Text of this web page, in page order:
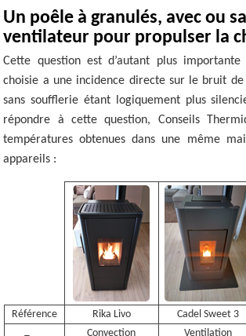
Un poêle à granulés, avec ou
ventilateur pour propulser la
Cette question est d’autant plus
choisie a une incidence directe sur le bruit de
sans soufflerie étant logiquement plus
répondre à cette question, Conseils
températures obtenues dans une même
appareils :
Référence Rika Livo Cadel Sweet 3
Convection
Ventilation